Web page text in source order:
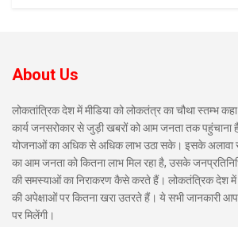
About Us
लोकतांत्रिक देश में मीडिया को लोकतंत्र का चौथा स्तम्भ
कार्य जनसरोकार से जुड़ी खबरों को आम जनता तक पहुंचाना
योजनाओं का अधिक से अधिक लाभ उठा सके। इसके अलावा
का आम जनता को कितना लाभ मिल रहा है, उसके
की समस्याओं का निराकरण कैसे करते हैं। लोकतंत्रिक देश में
की अपेक्षाओं पर कितना खरा उतरते हैं। ये सभी जानकारी
पर मिलेंगी।